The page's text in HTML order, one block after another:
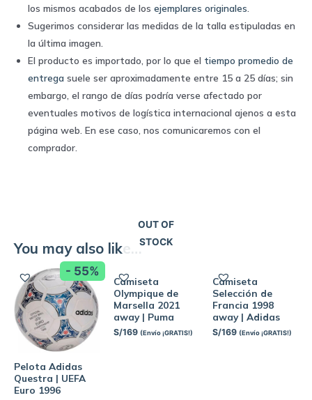
los mismos acabados de los ejemplares originales
Sugerimos considerar las medidas de la talla estipuladas en
la última imagen.
El producto es importado, por lo que el tiempo promedio de
entrega suele ser aproximadamente entre 15 a 25 días; sin
embargo, el rango de días podría verse afectado por
eventuales motivos de logística internacional ajenos a esta
página web. En ese caso, nos comunicaremos con el
comprador.
You may also like…
- 55%
Pelota Adidas
Questra | UEFA
Euro 1996
OUT OF
STOCK
Camiseta
Olympique de
Marsella 2021
away | Puma
S/169 (Envío ¡GRATIS!)
Camiseta
Selección de
Francia 1998
away | Adidas
S/169 (Envío ¡GRATIS!)